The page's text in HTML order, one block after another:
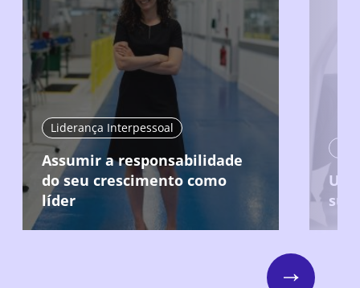
Liderança Interpessoal
Assumir a responsabilidade
do seu crescimento como
líder
sua